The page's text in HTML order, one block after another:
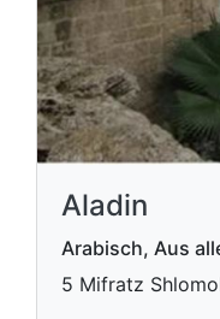
Aladin
Arabisch, Aus
5 Mifratz